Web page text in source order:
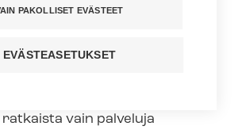
arjen hyvät
isojen rakenteellisten
palvelutarpeiden
on tehtävä uudella tavalla.
ratkaista vain palveluja
PAKOLLISET EVÄSTEET
EVÄSTEASETUKSET